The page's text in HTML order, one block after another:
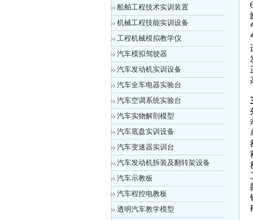
船舶工程技术实训装置
机械工程技能实训设备
工程机械模拟教学仪
汽车模拟驾驶器
汽车发动机实训设备
汽车全车电器实验台
汽车空调系统实验台
汽车实物解剖模型
汽车底盘实训设备
汽车变速器实训台
汽车发动机拆装及翻转架设备
汽车示教板
汽车程控电教板
透明汽车教学模型